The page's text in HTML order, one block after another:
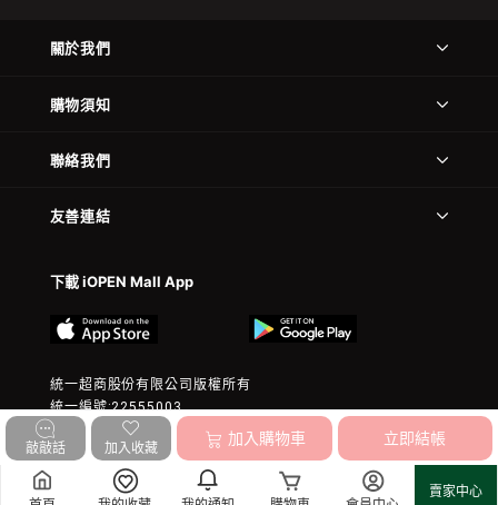
賣家中心
敲敲話 加入收藏
加入購物車 立即結帳
關於我們
購物須知
聯絡我們
友善連結
下載 iOPEN Mall App
統一超商股份有限公司版權所有
統一編號:22555003
© 2023 President Chain Store Corp. All rights reserved.